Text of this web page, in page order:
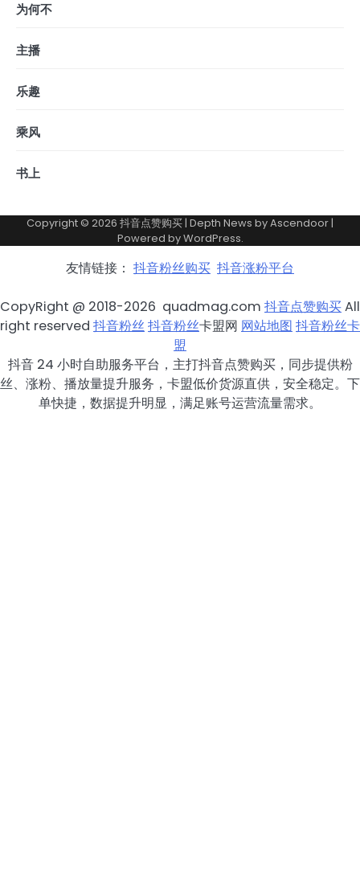
为何不
主播
乐趣
乘风
书上
Copyright © 2026 抖音点赞购买| Depth News byAscendoor|
Powered byWordPress.
友情链接： 抖音粉丝购买 抖音涨粉平台
CopyRight @ 2018-2026 quadmag.com 抖音点赞购买All
right reserved 抖音粉丝抖音粉丝卡盟网 网站地图 抖音粉丝卡
盟
抖音 24 小时自助服务平台，主打抖音点赞购买，同步提供粉
丝、涨粉、播放量提升服务，卡盟低价货源直供，安全稳定。下
单快捷，数据提升明显，满足账号运营流量需求。